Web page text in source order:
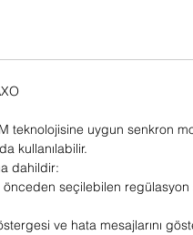
teknolojisine uygun senkron
kullanılabilir.
dahildir:
seçilebilen
ve hata mesajlarını